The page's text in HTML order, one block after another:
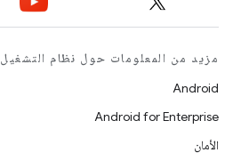
مزيد من المعلومات حول نظام التشغيل ANDROID
Android
Android for Enterprise
الأمان